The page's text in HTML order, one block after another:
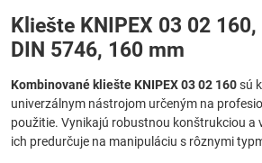
Kliešte KNIPEX 03 02
DIN 5746, 160 mm
Kombinované kliešte KNIPEX 03 02 160sú
univerzálnym nástrojom určeným na
použitie. Vynikajú robustnou konštrukciou a
ich predurčuje na manipuláciu s rôznymi